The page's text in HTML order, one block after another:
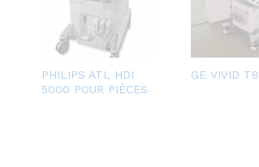
PHILIPS ATL HDI
5000 POUR PIÈCES
GE VIVID T8